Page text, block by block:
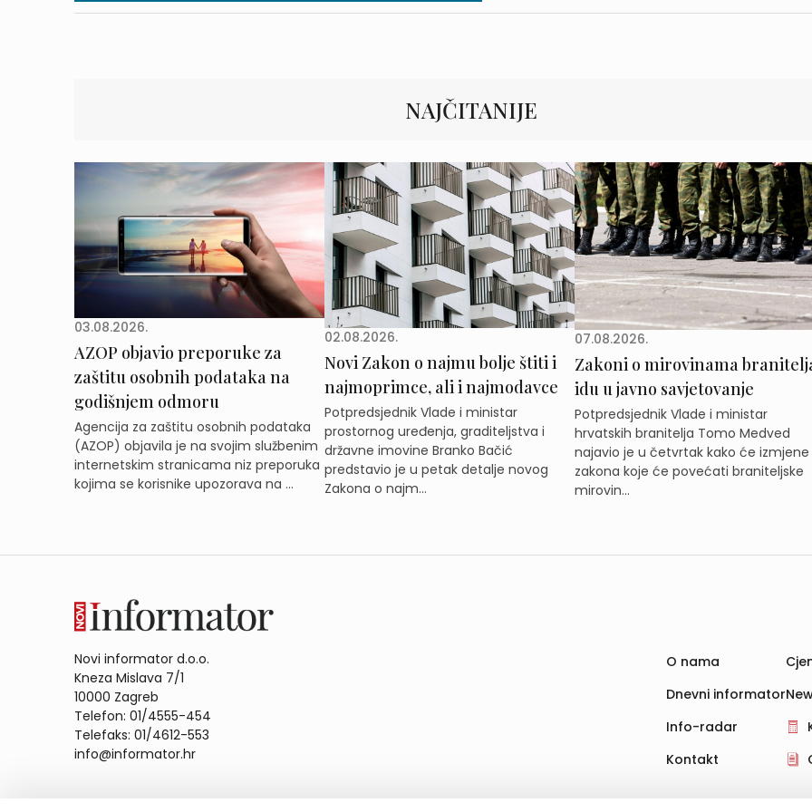
NAJČITANIJE
03.08.2026.
AZOP objavio preporuke za
zaštitu osobnih podataka na
godišnjem odmoru
Agencija za zaštitu osobnih podataka
(AZOP) objavila je na svojim službenim
internetskim stranicama niz preporuka
kojima se korisnike upozorava na ...
02.08.2026.
Novi Zakon o najmu bolje štiti i
najmoprimce, ali i najmodavce
Potpredsjednik Vlade i ministar
prostornog uređenja, graditeljstva i
državne imovine Branko Bačić
predstavio je u petak detalje novog
Zakona o najm...
07.08.2026.
Zakoni o mirovinama
idu u javno savjetovanje
Potpredsjednik Vlade i ministar
hrvatskih branitelja Tomo Medved
najavio je u četvrtak kako će izmjene
zakona koje će povećati braniteljske
mirovin...
Novi informator d.o.o.
Kneza Mislava 7/1
10000 Zagreb
Telefon: 01/4555-454
Telefaks: 01/4612-553
info@informator.hr
O nama
Dnevni informator
Info-radar
Kontakt